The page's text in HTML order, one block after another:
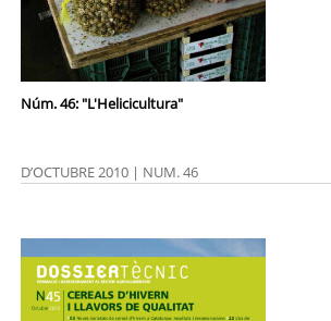
Núm. 46: "L'Helicicultura"
D’OCTUBRE 2010 | NUM. 46